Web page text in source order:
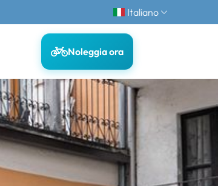
Italiano
Noleggia ora